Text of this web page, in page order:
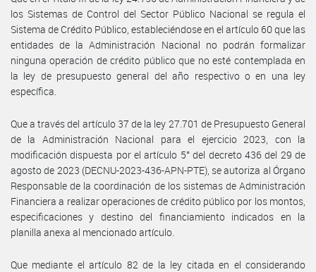
los Sistemas de Control del Sector Público Nacional se regula el
Sistema de Crédito Público, estableciéndose en el artículo 60 que las
entidades de la Administración Nacional no podrán formalizar
ninguna operación de crédito público que no esté contemplada en
la ley de presupuesto general del año respectivo o en una ley
específica.
Que a través del artículo 37 de la ley 27.701 de Presupuesto General
de la Administración Nacional para el ejercicio 2023, con la
modificación dispuesta por el artículo 5° del decreto 436 del 29 de
agosto de 2023 (DECNU-2023-436-APN-PTE), se autoriza al Órgano
Responsable de la coordinación de los sistemas de Administración
Financiera a realizar operaciones de crédito público por los montos,
especificaciones y destino del financiamiento indicados en la
planilla anexa al mencionado artículo.
Que mediante el artículo 82 de la ley citada en el considerando